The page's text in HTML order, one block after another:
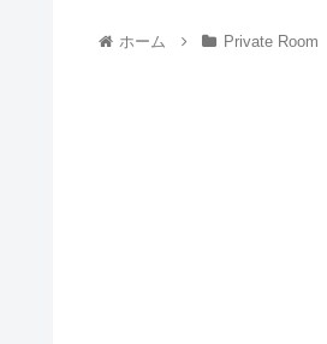
ホーム Private Room